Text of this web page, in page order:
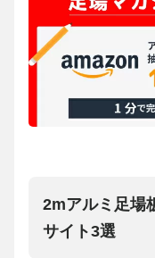
2mアルミ足場
サイト3選